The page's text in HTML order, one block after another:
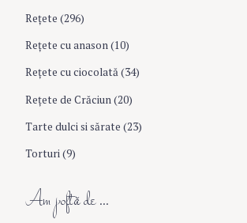
Rețete (296)
Reţete cu anason(10)
Reţete cu ciocolată(34)
Reţete de Crăciun (20)
Tarte dulci si sărate (23)
Torturi(9)
Am poftă de …